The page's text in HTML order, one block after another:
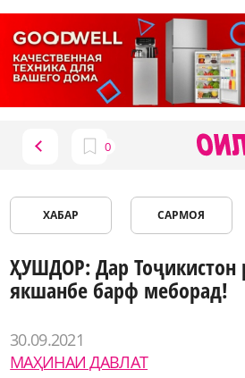
ХАБАР САРМОЯ
ҲУШДОР: Дар Тоҷикистон
якшанбе барф меборад!
30.09.2021
МАҲИНАИ ДАВЛАТ